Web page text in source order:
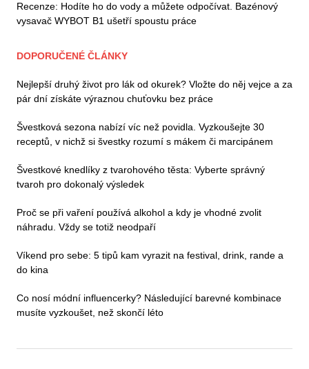
Recenze: Hodíte ho do vody a můžete odpočívat. Bazénový
vysavač WYBOT B1 ušetří spoustu práce
DOPORUČENÉ ČLÁNKY
Nejlepší druhý život pro lák od okurek? Vložte do něj vejce a za
pár dní získáte výraznou chuťovku bez práce
Švestková sezona nabízí víc než povidla. Vyzkoušejte 30
receptů, v nichž si švestky rozumí s mákem či marcipánem
Švestkové knedlíky z tvarohového těsta: Vyberte správný
tvaroh pro dokonalý výsledek
Proč se při vaření používá alkohol a kdy je vhodné zvolit
náhradu. Vždy se totiž neodpaří
Víkend pro sebe: 5 tipů kam vyrazit na festival, drink, rande a
do kina
Co nosí módní influencerky? Následující barevné kombinace
musíte vyzkoušet, než skončí léto